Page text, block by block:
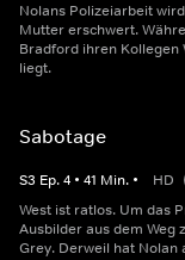
Nolans Polizeiarbeit
Mutter erschwert.
Bradford ihren Kollegen
liegt.
Sabotage
S3 Ep.4 • 41 Min. • HD
West ist ratlos. Um das
Ausbilder aus dem Weg
Grey. Derweil hat